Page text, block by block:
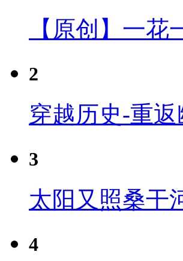
【原创】一
2
穿越历史-重
3
太阳又照桑干
4